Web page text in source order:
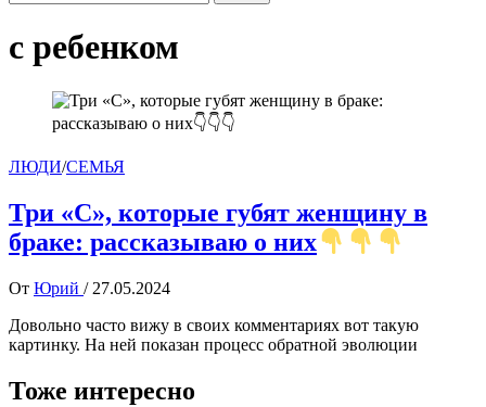
с ребенком
ЛЮДИ/СЕМЬЯ
Три «С», которые губят женщину в
браке: рассказываю о них
От Юрий / 27.05.2024
Довольно часто вижу в своих комментариях вот такую
картинку. На ней показан процесс обратной эволюции
Тоже интересно